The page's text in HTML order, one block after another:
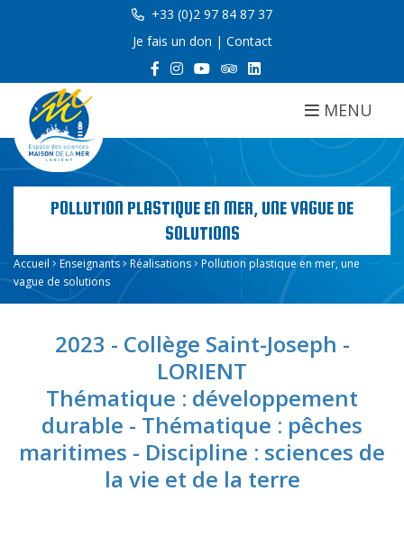
+33 (0)2 97 84 87 37
Je fais un don | Contact
MENU
POLLUTION PLASTIQUE EN MER, UNE VAGUE DE
SOLUTIONS
Accueil Enseignants Réalisations
Pollution plastique en mer, une
vague de solutions
2023 - Collège Saint-Joseph -
LORIENT
Thématique : développement
durable - Thématique : pêches
maritimes - Discipline : sciences de
la vie et de la terre